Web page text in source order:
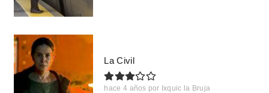
La Civil
hace 4 años por Ixquic la Bruja